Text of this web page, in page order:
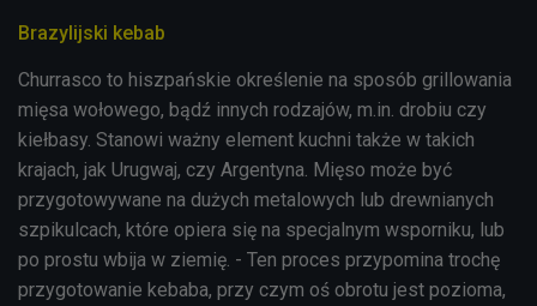
Brazylijski kebab
Churrasco to hiszpańskie określenie na sposób grillowania
mięsa wołowego, bądź innych rodzajów, m.in. drobiu czy
kiełbasy. Stanowi ważny element kuchni także w takich
krajach, jak Urugwaj, czy Argentyna. Mięso może być
przygotowywane na dużych metalowych lub drewnianych
szpikulcach, które opiera się na specjalnym wsporniku, lub
po prostu wbija w ziemię. - Ten proces przypomina trochę
przygotowanie kebaba, przy czym oś obrotu jest pozioma,